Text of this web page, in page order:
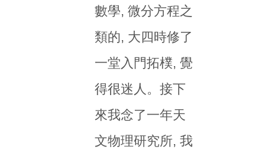
數學, 微分方程之
類的, 大四時修了
一堂入門拓樸, 覺
得很迷人。接下
來我念了一年天
文物理研究所, 我